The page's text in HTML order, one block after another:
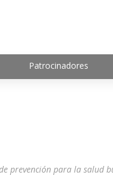
Patrocinadores
prevención para la salud